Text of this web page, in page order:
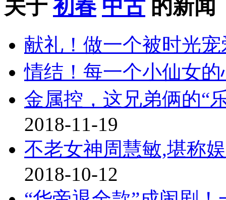
关于 初春 中古 的新闻
献礼！做一个被时光
情结！每一个小仙女
金属控，这兄弟俩的“
2018-11-19
不老女神周慧敏,堪称
2018-10-12